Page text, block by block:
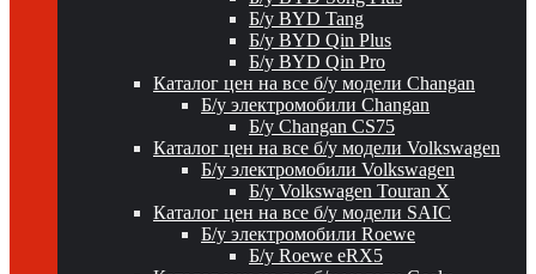
Б/у BYD Tang
Б/у BYD Qin Plus
Б/у BYD Qin Pro
Каталог цен на все б/у модели Changan
Б/у электромобили Changan
Б/у Changan CS75
Каталог цен на все б/у модели Volkswagen
Б/у электромобили Volkswagen
Б/у Volkswagen Touran X
Каталог цен на все б/у модели SAIC
Б/у электромобили Roewe
Б/у Roewe eRX5